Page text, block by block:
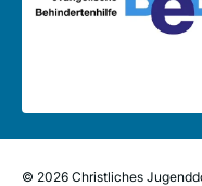
© 2026 Christliches